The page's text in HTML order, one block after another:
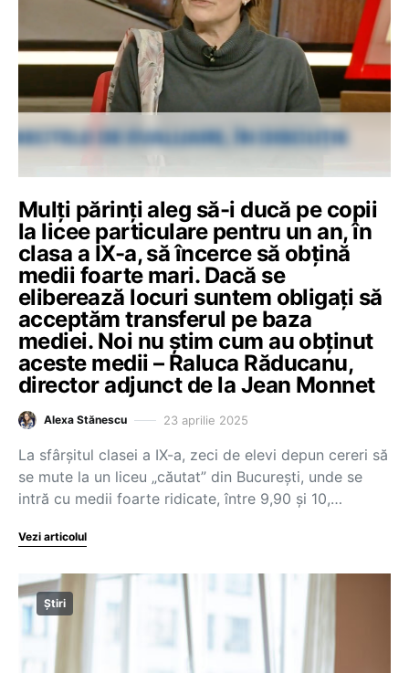
Mulți părinți aleg să-i ducă pe copii
la licee particulare pentru un an, în
clasa a IX-a, să încerce să obțină
medii foarte mari. Dacă se
eliberează locuri suntem obligați să
acceptăm transferul pe baza
mediei. Noi nu știm cum au obținut
aceste medii – Raluca Răducanu,
director adjunct de la Jean Monnet
Alexa Stănescu 23 aprilie 2025
La sfârșitul clasei a IX-a, zeci de elevi depun cereri să
se mute la un liceu „căutat” din București, unde se
intră cu medii foarte ridicate, între 9,90 și 10,…
Vezi articolul
Știri